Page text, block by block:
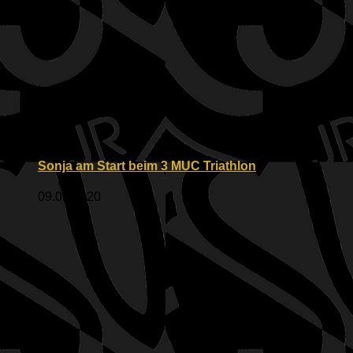
Sonja am Start beim 3 MUC Triathlon
09.09.2020